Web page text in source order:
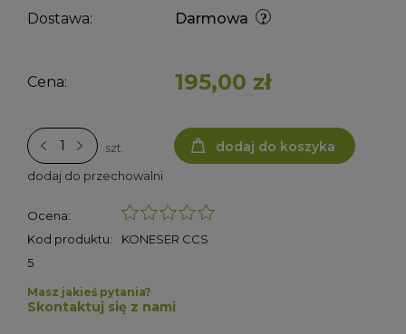
Dostawa: Darmowa
Cena: 195,00 zł
szt. dodaj do koszyka
dodaj do przechowalni
Ocena:
Kod produktu:
KONESER CCS
5
Masz jakieś pytania?
Skontaktuj się z nami